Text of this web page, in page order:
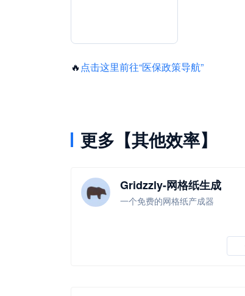
🔥 点击这里前往“医保政策导航”
更多【其他效率】
Gridzzly-网格纸生成
一个免费的网格纸产成器